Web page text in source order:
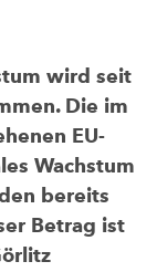
wird seit
Die im
EU-
Wachstum
bereits
Betrag ist